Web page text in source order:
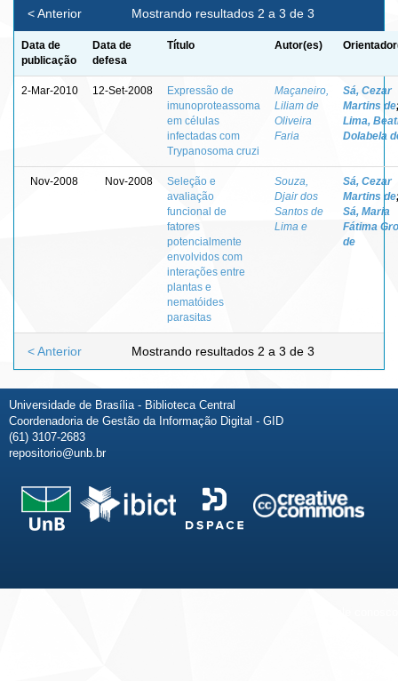
Mostrando resultados 2 a 3 de 3
< Anterior
Data de
publicação
Data de
defesa
Título Autor(es)
2-Mar-2010 12-Set-2008
Expressão de
imunoproteassoma
em células
infectadas com
Trypanosoma cruzi
Maçaneiro,
Liliam de
Oliveira
Faria
Sá, Cezar
Martins de
Lima,
Dolabela
Nov-2008 Nov-2008
Seleção e
avaliação
funcional de
fatores
potencialmente
envolvidos com
interações entre
plantas e
nematóides
parasitas
Souza,
Djair dos
Santos de
Lima e
Sá, Cezar
Martins de
Sá, Maria
Fátima
de
Mostrando resultados 2 a 3 de 3
< Anterior
Universidade de Brasília - Biblioteca Central
Coordenadoria de Gestão da Informação Digital - GID
(61) 3107-2683
repositorio@unb.br